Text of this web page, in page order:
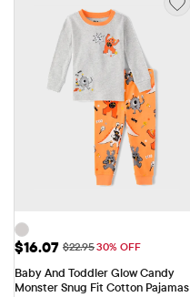
Precio de venta: $16.07
$16.07 Precio original: $22.95
$22.9530% OFF
Baby And Toddler Glow Candy
Monster Snug Fit Cotton Pajamas